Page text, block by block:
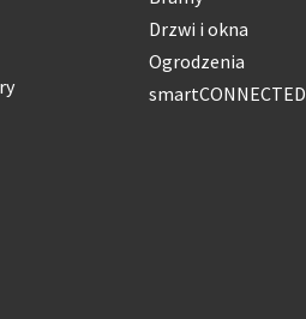
Drzwi i okna
Ogrodzenia
smartCONNECTED